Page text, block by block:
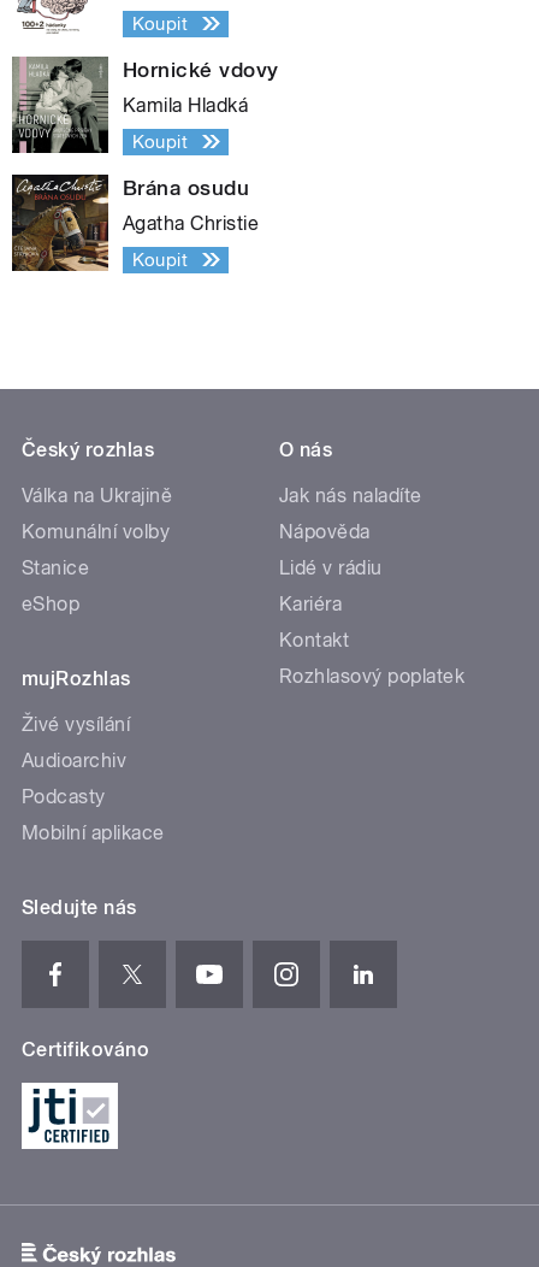
Koupit
Hornické vdovy
Kamila Hladká
Koupit
Brána osudu
Agatha Christie
Koupit
Český rozhlas
Válka na Ukrajině
Komunální volby
Stanice
eShop
mujRozhlas
Živé vysílání
Audioarchiv
Podcasty
Mobilní aplikace
O nás
Jak nás naladíte
Nápověda
Lidé v rádiu
Kariéra
Kontakt
Rozhlasový poplatek
Sledujte nás
Certifikováno